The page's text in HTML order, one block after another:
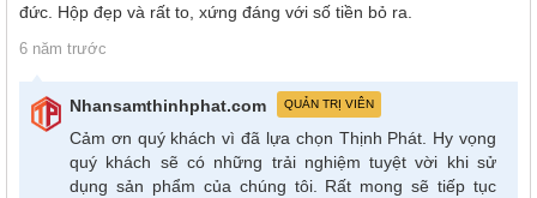
đức. Hộp đẹp và rất to, xứng đáng với số tiền bỏ ra.
6 năm trước
Nhansamthinhphat.com QUẢN TRỊ VIÊN
Cảm ơn quý khách vì đã lựa chọn Thịnh Phát. Hy vọng
quý khách sẽ có những trải nghiệm tuyệt vời khi sử
dụng sản phẩm của chúng tôi. Rất mong sẽ tiếp tục